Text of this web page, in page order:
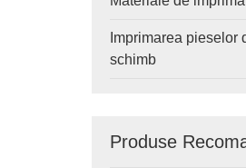
Imprimarea pieselor
schimb
Produse